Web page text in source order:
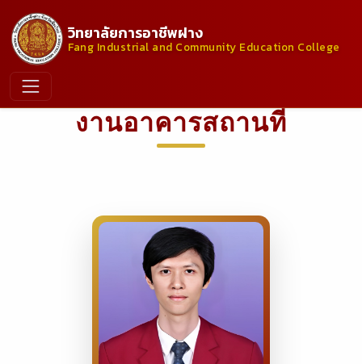
วิทยาลัยการอาชีพฝาง
Fang Industrial and Community Education College
งานอาคารสถานที่